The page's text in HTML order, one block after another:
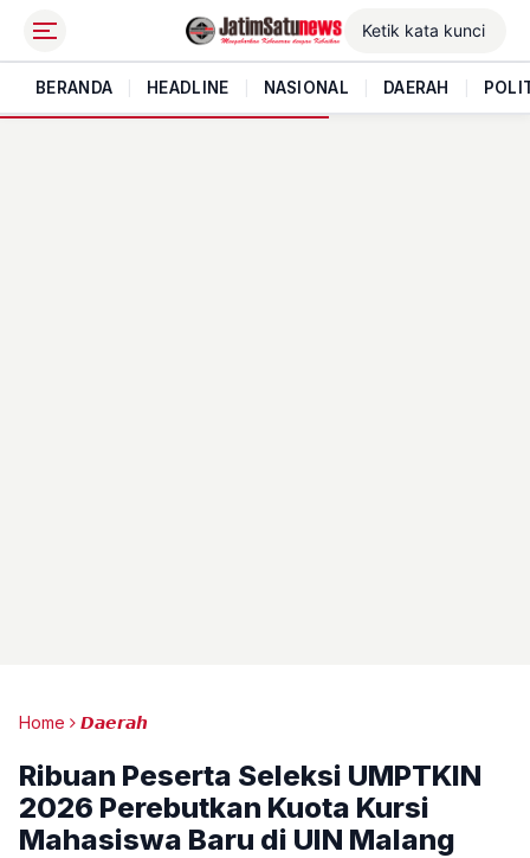
BERANDA HEADLINE NASIONAL DAERAH
Home 𝘿𝙖𝙚𝙧𝙖𝙝
Ribuan Peserta Seleksi UMPTKIN
2026 Perebutkan Kuota Kursi
Mahasiswa Baru di UIN Malang